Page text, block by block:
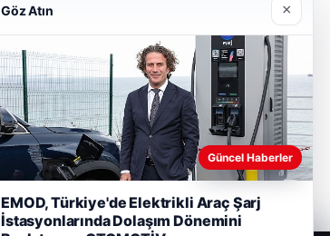
Göz Atın ×
Güncel Haberler
EMOD, Türkiye'de Elektrikli Araç Şarj
İstasyonlarında Dolaşım Dönemini